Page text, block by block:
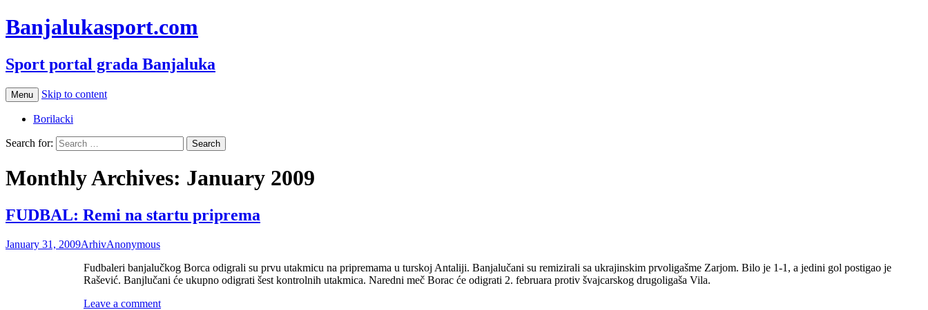
Banjalukasport.com
Sport portal grada Banjaluka
Menu Skip to content
Borilacki
Search for:
Monthly Archives: January 2009
FUDBAL: Remi na startu priprema
January 31, 2009ArhivAnonymous
Fudbaleri banjalučkog Borca odigrali su prvu utakmicu na pripremama u turskoj Antaliji. Banjalučani su remizirali sa ukrajinskim prvoligašme Zarjom. Bilo je 1-1, a jedini gol postigao je
Rašević. Banjlučani će ukupno odigrati šest kontrolnih utakmica. Naredni meč Borac će odigrati 2. februara protiv švajcarskog drugoligaša Vila.
Leave a comment